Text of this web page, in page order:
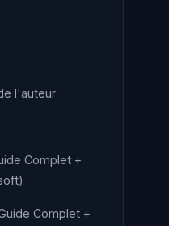
l'auteur
Complet +
Complet +